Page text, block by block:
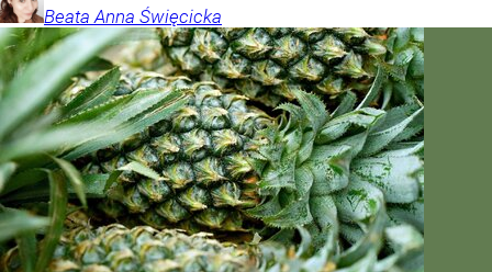
Beata Anna Święcicka